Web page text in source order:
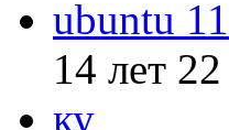
ubuntu
14 лет
ку